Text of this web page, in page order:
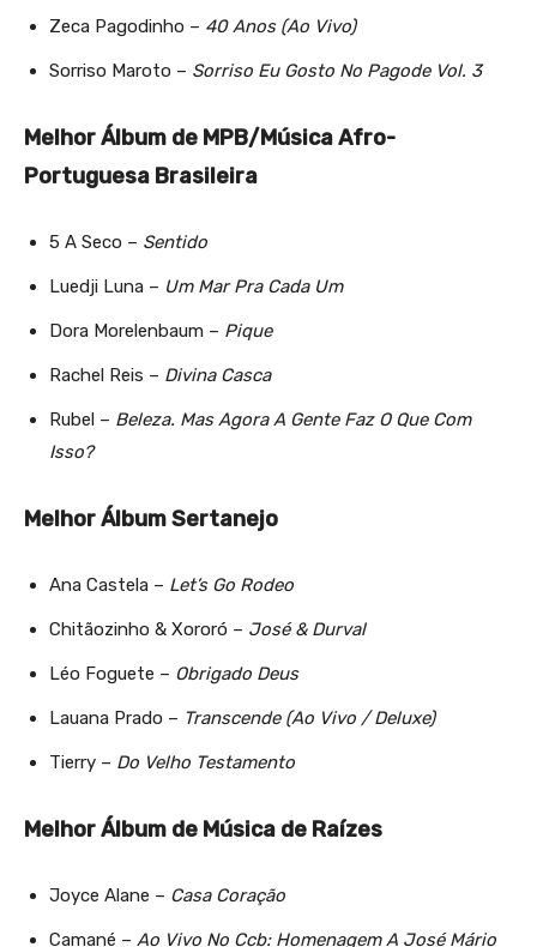
Zeca Pagodinho – 40 Anos (Ao Vivo)
Sorriso Maroto – Sorriso Eu Gosto No Pagode Vol. 3
Melhor Álbum de MPB/Música Afro-
Portuguesa Brasileira
5 A Seco – Sentido
Luedji Luna – Um Mar Pra Cada Um
Dora Morelenbaum – Pique
Rachel Reis – Divina Casca
Rubel – Beleza. Mas Agora A Gente Faz O Que Com
Isso?
Melhor Álbum Sertanejo
Ana Castela – Let’s Go Rodeo
Chitãozinho & Xororó – José & Durval
Léo Foguete – Obrigado Deus
Lauana Prado – Transcende (Ao Vivo / Deluxe)
Tierry – Do Velho Testamento
Melhor Álbum de Música de Raízes
Joyce Alane – Casa Coração
Camané – Ao Vivo No Ccb: Homenagem A José Mário